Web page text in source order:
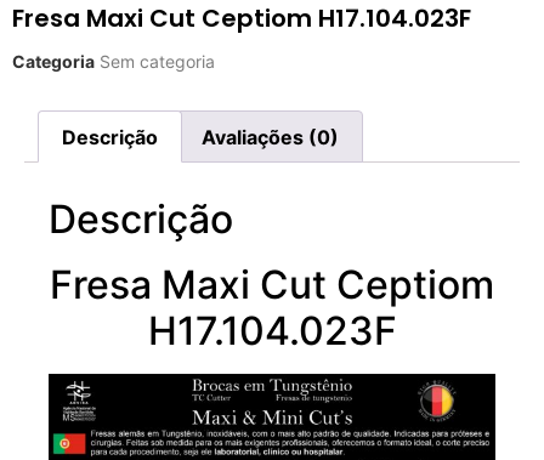
Fresa Maxi Cut Ceptiom H17.104.023F
Categoria Sem categoria
Descrição Avaliações (0)
Descrição
Fresa Maxi Cut Ceptiom
H17.104.023F